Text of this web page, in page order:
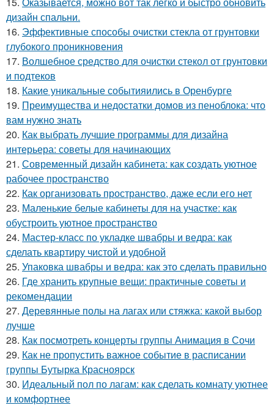
дизайн спальни.
16. Эффективные способы очистки стекла от грунтовки
глубокого проникновения
17. Волшебное средство для очистки стекол от грунтовки
и подтеков
18. Какие уникальные событияились в Оренбурге
19. Преимущества и недостатки домов из пеноблока: что
вам нужно знать
20. Как выбрать лучшие программы для дизайна
интерьера: советы для начинающих
21. Современный дизайн кабинета: как создать уютное
рабочее пространство
22. Как организовать пространство, даже если его нет
23. Маленькие белые кабинеты для на участке: как
обустроить уютное пространство
24. Мастер-класс по укладке швабры и ведра: как
сделать квартиру чистой и удобной
25. Упаковка швабры и ведра: как это сделать правильно
26. Где хранить крупные вещи: практичные советы и
рекомендации
27. Деревянные полы на лагах или стяжка: какой выбор
лучше
28. Как посмотреть концерты группы Анимация в Сочи
29. Как не пропустить важное событие в расписании
группы Бутырка Красноярск
30. Идеальный пол по лагам: как сделать комнату уютнее
и комфортнее